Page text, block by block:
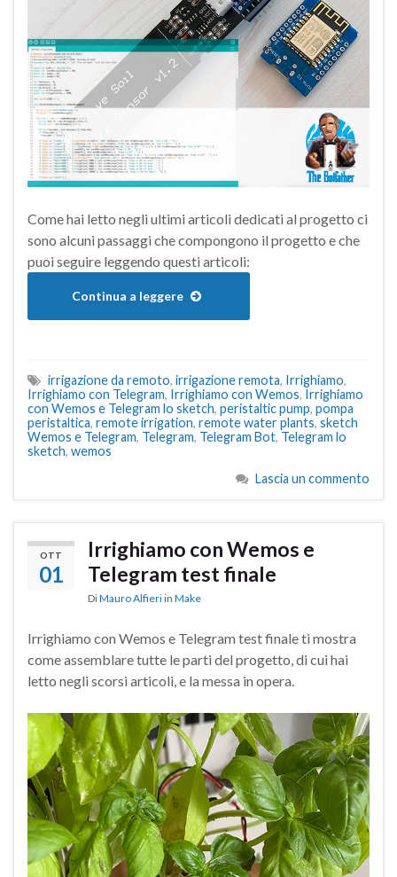
Come hai letto negli ultimi articoli dedicati al progetto ci
sono alcuni passaggi che compongono il progetto e che
puoi seguire leggendo questi articoli:
Continua a leggere
irrigazione da remoto, irrigazione remota, Irrighiamo,
Irrighiamo con Telegram, Irrighiamo con Wemos, Irrighiamo
con Wemos e Telegram lo sketch, peristaltic pump, pompa
peristaltica, remote irrigation, remote water plants, sketch
Wemos e Telegram, Telegram, Telegram Bot, Telegram lo
sketch, wemos
Lascia un commento
OTT
01
Irrighiamo con Wemos e
Telegram test finale
DiMauro Alfieri in Make
Irrighiamo con Wemos e Telegram test finale ti mostra
come assemblare tutte le parti del progetto, di cui hai
letto negli scorsi articoli, e la messa in opera.